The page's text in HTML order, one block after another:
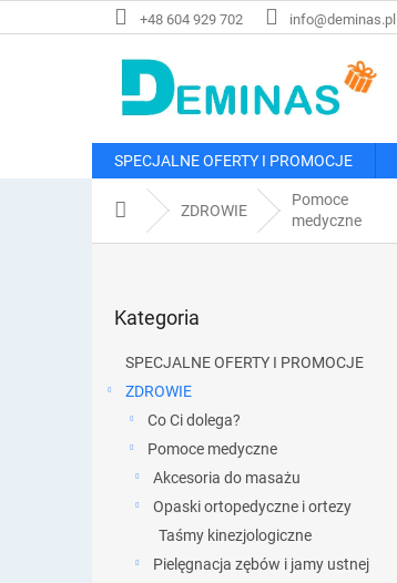
do
+48 604 929 702 info@deminas.pl
SPECJALNE OFERTY I PROMOCJE
Home ZDROWIE
Pomoce
medyczne
kategorie
Kategoria
SPECJALNE OFERTY I PROMOCJE
ZDROWIE
Co Ci dolega?
Pomoce medyczne
Akcesoria do masażu
Opaski ortopedyczne i ortezy
Taśmy kinezjologiczne
Pielęgnacja zębów i jamy ustnej